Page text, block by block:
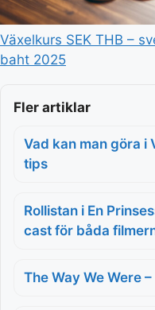
Växelkurs SEK THB –
baht 2025
Fler artiklar
Vad kan man göra i
tips
Rollistan i En
cast för båda
The Way We Were